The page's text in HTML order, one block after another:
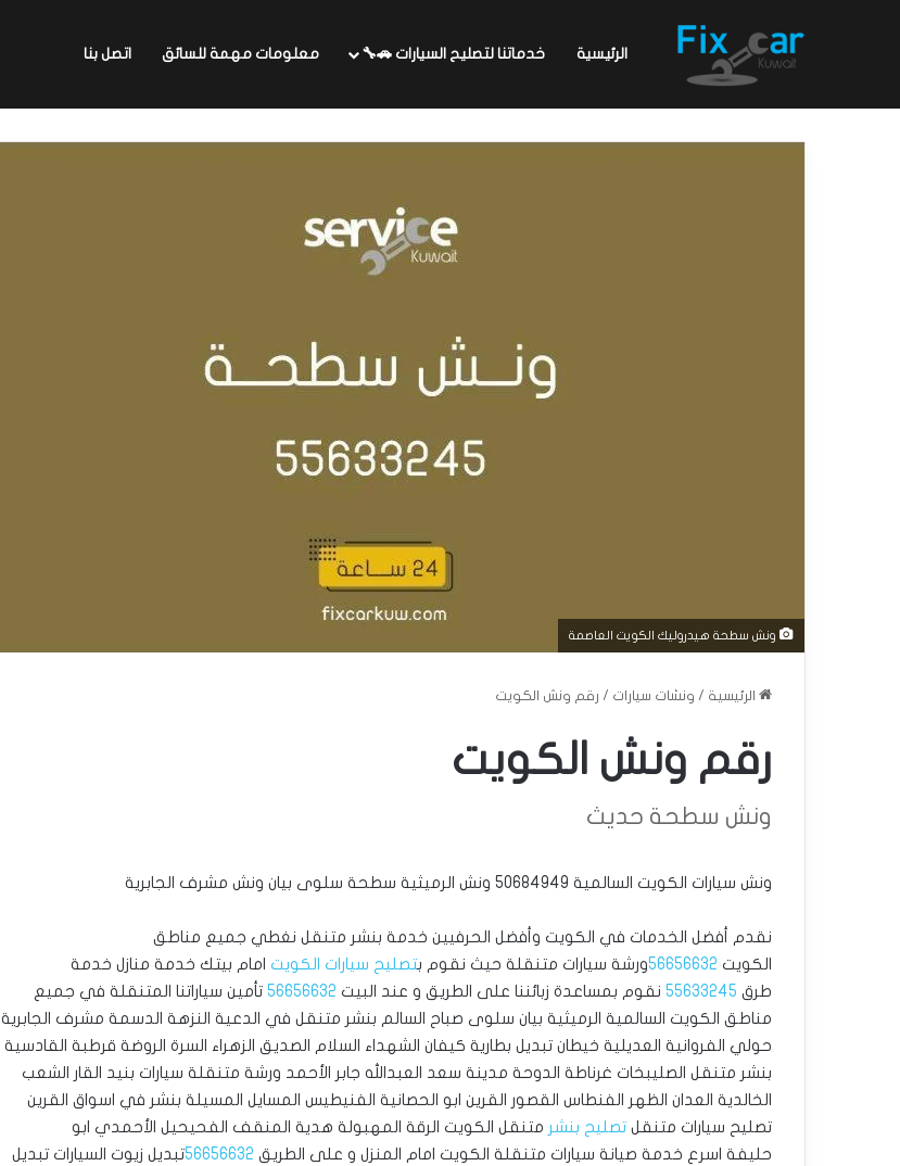
الرئيسية خدماتنا لتصليح السيارات 🚗🔧 معلومات مهمة للسائق اتصل بنا
ونش سطحة هيدروليك الكويت العاصمة
الرئيسية / ونشات سيارات / رقم ونش الكويت
رقم ونش الكويت
ونش سطحة حديث
ونش سيارات الكويت السالمية 50684949 ونش الرميثية سطحة سلوى بيان ونش مشرف الجابرية
نقدم أفضل الخدمات في الكويت وأفضل الحرفيين خدمة بنشر متنقل نغطي جميع مناطق
الكويت 56656632ورشة سيارات متنقلة حيث نقوم بتصليح سيارات الكويت امام بيتك خدمة منازل خدمة
طرق 55633245 نقوم بمساعدة زبائننا على الطريق و عند البيت 56656632 تأمين سياراتنا المتنقلة في جميع
مناطق الكويت السالمية الرميثية بيان سلوى صباح السالم بنشر متنقل في الدعية النزهة الدسمة مشرف الجابرية
حولي الفروانية العديلية خيطان تبديل بطارية كيفان الشهداء السلام الصديق الزهراء السرة الروضة قرطبة القادسية
بنشر متنقل الصليبخات غرناطة الدوحة مدينة سعد العبدالله جابر الأحمد ورشة متنقلة سيارات بنيد القار الشعب
الخالدية العدان الظهر الفنطاس القصور القرين ابو الحصانية الفنيطيس المسايل المسيلة بنشر في اسواق القرين
تصليح سيارات متنقل تصليح بنشر متنقل الكويت الرقة المهبولة هدية المنقف الفحيحيل الأحمدي ابو
حليفة اسرع خدمة صيانة سيارات متنقلة الكويت امام المنزل و على الطريق 56656632تبديل زيوت السيارات تبديل